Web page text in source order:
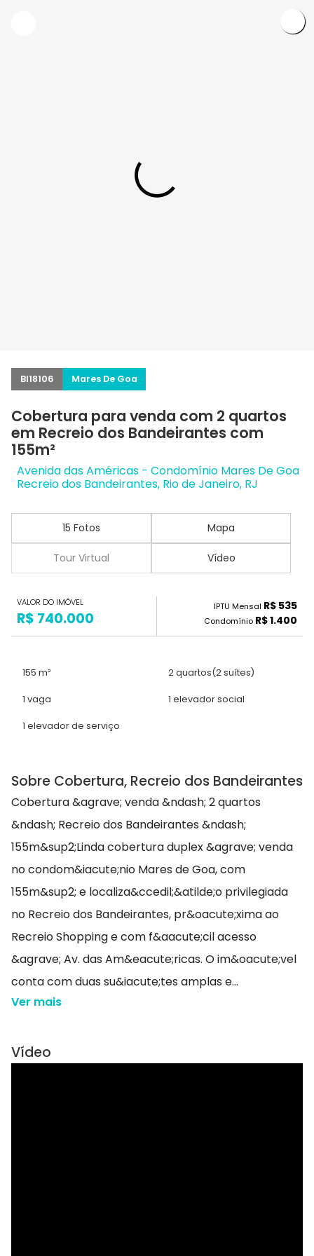
BI18106 Mares De Goa
Cobertura para venda com 2 quartos
em Recreio dos Bandeirantes com
155m²
Avenida das Américas - Condomínio Mares De Goa
Recreio dos Bandeirantes, Rio de Janeiro, RJ
15 Fotos Mapa
Tour Virtual Vídeo
VALOR DO IMÓVEL
R$ 740.000
IPTU Mensal R$ 535
Condomínio R$ 1.400
155 m² 2 quartos(2 suítes)
1 vaga 1 elevador social
1 elevador de serviço
Sobre Cobertura, Recreio dos Bandeirantes
Cobertura &agrave; venda &ndash; 2 quartos
&ndash; Recreio dos Bandeirantes &ndash;
155m&sup2;Linda cobertura duplex &agrave; venda
no condom&iacute;nio Mares de Goa, com
155m&sup2; e localiza&ccedil;&atilde;o privilegiada
no Recreio dos Bandeirantes, pr&oacute;xima ao
Recreio Shopping e com f&aacute;cil acesso
&agrave; Av. das Am&eacute;ricas. O im&oacute;vel
conta com duas su&iacute;tes amplas e...
Ver mais
Vídeo